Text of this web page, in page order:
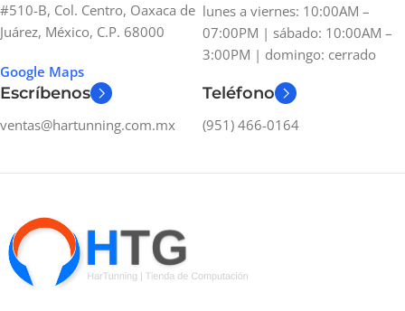
#510-B, Col. Centro, Oaxaca de
Juárez, México, C.P. 68000
Google Maps
lunes a viernes: 10:00AM –
07:00PM | sábado: 10:00AM –
3:00PM | domingo: cerrado
Escríbenos
ventas@hartunning.com.mx
Teléfono
(951) 466-0164